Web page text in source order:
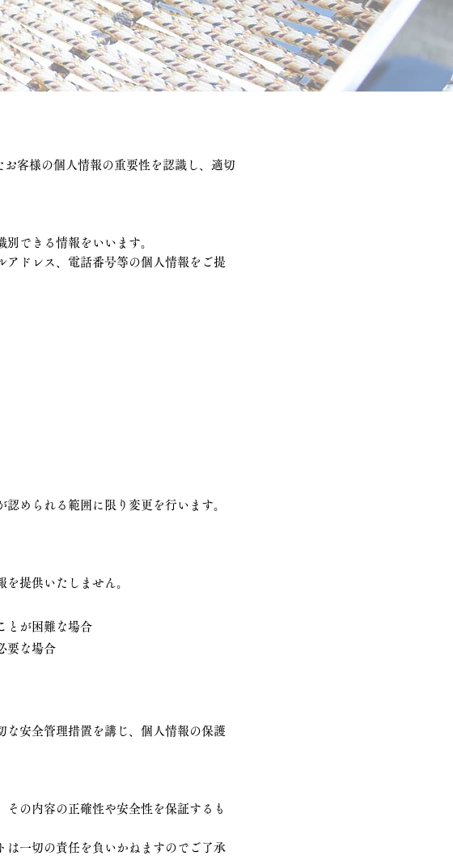
客様の個人情報の重要性を認識し、適切
できる情報をいいます。
アドレス、電話番号等の個人情報をご提
められる範囲に限り変更を行います。
提供いたしません。
とが困難な場合
要な場合
な安全管理措置を講じ、個人情報の保護
の内容の正確性や安全性を保証するも
は一切の責任を負いかねますのでご了承